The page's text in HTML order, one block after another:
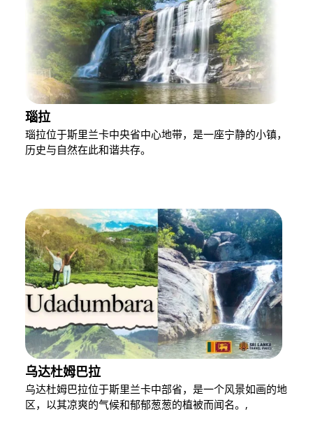
瑙拉
瑙拉位于斯里兰卡中央省中心地带，是一座宁静的小镇，
历史与自然在此和谐共存。
乌达杜姆巴拉
乌达杜姆巴拉位于斯里兰卡中部省，是一个风景如画的地
区，以其凉爽的气候和郁郁葱葱的植被而闻名。,